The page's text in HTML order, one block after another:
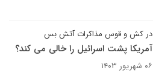
در کش و قوس مذاکرات آتش بس
آمریکا پشت اسرائیل را خالی می کند؟
۰۶ شهریور ۱۴۰۳